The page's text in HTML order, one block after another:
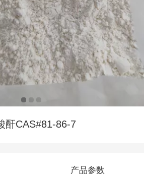
酐CAS#81-86-7
产品参数